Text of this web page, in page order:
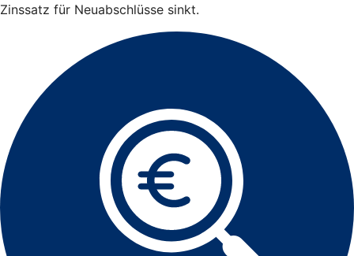
Zinssatz für Neuabschlüsse sinkt.